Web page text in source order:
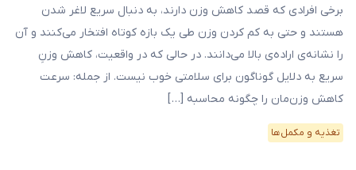
برخی افرادی که قصد کاهش وزن دارند، به دنبال سریع لاغر شدن
هستند و حتی به کم کردن وزن طی یک بازه‌ کوتاه افتخار می‌کنند و آن
را نشانه‌ی اراده‌‌ی بالا می‌دانند. در حالی که در واقعیت، کاهش وزنِ
سریع به دلایل گوناگون برای سلامتی خوب نیست. از جمله: سرعت
کاهش وزن‌مان را چگونه محاسبه […]
تغذیه و مکمل‌ها